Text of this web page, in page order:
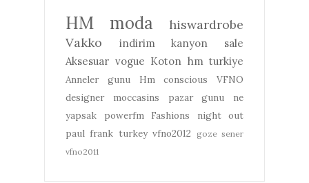
HM moda
hiswardrobe
Vakko
indirim kanyon
sale
Aksesuar vogue Koton hm turkiye
Anneler gunu Hm conscious
VFNO
designer
moccasins
pazar gunu ne
yapsak
powerfm
Fashions night out
paul frank turkey vfno2012
goze sener
vfno2011